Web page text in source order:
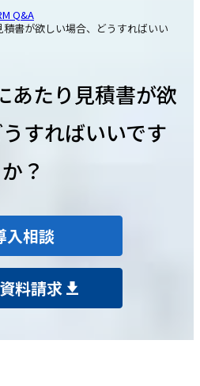
Q&A
書が欲しい場合、どうすればいい
あたり見積書が欲
すればいいです
か？
入相談
料請求